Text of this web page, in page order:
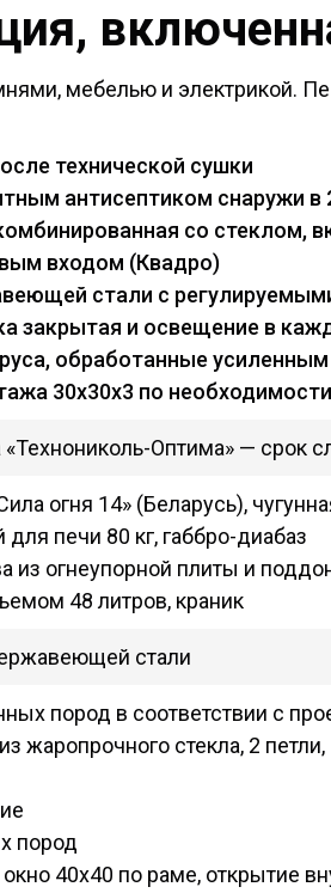
мебелью и электрикой.
технической сушки
антисептиком снаружи в
со стеклом,
входом (Квадро)
стали с
закрытая и освещение в
обработанные
30х30х3 по необходимости
«Технониколь-Оптима» — срок
огня 14» (Беларусь),
печи 80 кг, габбро-диабаз
из огнеупорной плиты и
48 литров, краник
стали
пород в соответствии с
жаропрочного стекла, 2
пород
40х40 по раме, открытие